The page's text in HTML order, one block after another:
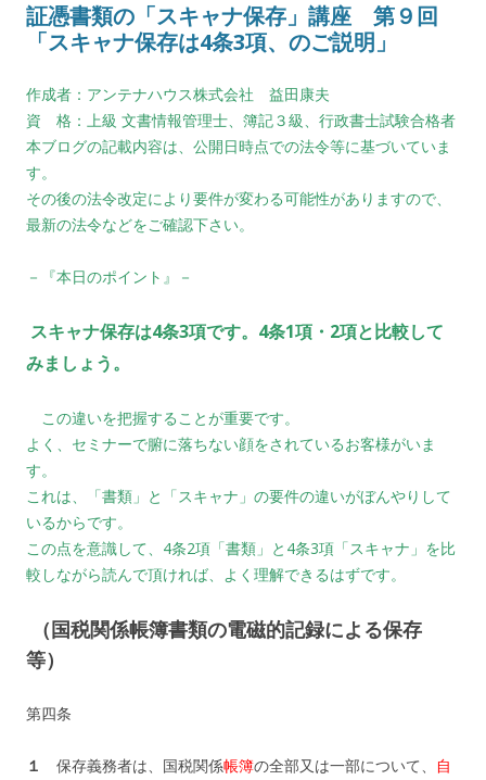
証憑書類の「スキャナ保存」講座 第９回
「スキャナ保存は4条3項、のご説明」
作成者：アンテナハウス株式会社 益田康夫
資 格：上級 文書情報管理士、簿記３級、行政書士試験合格者
本ブログの記載内容は、公開日時点での法令等に基づいていま
す。
その後の法令改定により要件が変わる可能性がありますので、
最新の法令などをご確認下さい。
－『本日のポイント』－
スキャナ保存は4条3項です。4条1項・2項と比較して
みましょう。
この違いを把握することが重要です。
よく、セミナーで腑に落ちない顔をされているお客様がいま
す。
これは、「書類」と「スキャナ」の要件の違いがぼんやりして
いるからです。
この点を意識して、4条2項「書類」と4条3項「スキャナ」を比
較しながら読んで頂ければ、よく理解できるはずです。
（国税関係帳簿書類の電磁的記録による保存
等）
第四条
１ 保存義務者は、国税関係帳簿の全部又は一部について、
自